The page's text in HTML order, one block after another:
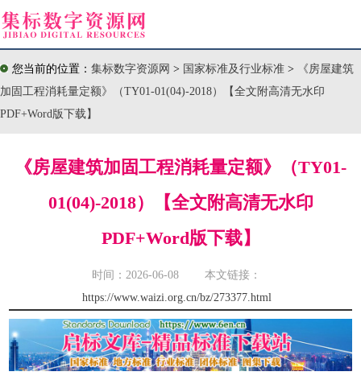
您当前的位置： 集标数字资源网 > 国家标准及行业标准 >
《房屋建筑
加固工程消耗量定额》（TY01-01(04)-2018）【全文附高清无水印
PDF+Word版下载】
《房屋建筑加固工程消耗量定额》（TY01-
01(04)-2018）【全文附高清无水印
PDF+Word版下载】
时间：2026-06-08 本文链接：
https://www.waizi.org.cn/bz/273377.html